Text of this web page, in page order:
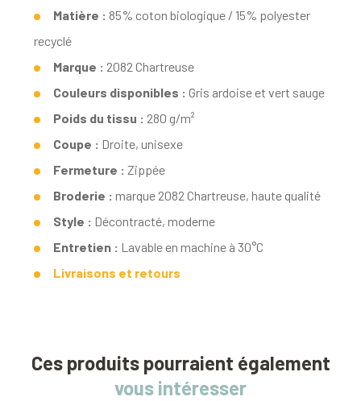
Matière : 85% coton biologique / 15% polyester
recyclé
Marque : 2082 Chartreuse
Couleurs disponibles : Gris ardoise et vert sauge
Poids du tissu : 280 g/m²
Coupe : Droite, unisexe
Fermeture : Zippée
Broderie : marque 2082 Chartreuse, haute qualité
Style : Décontracté, moderne
Entretien : Lavable en machine à 30°C
Livraisons et retours
Ces produits pourraient également
vous intéresser